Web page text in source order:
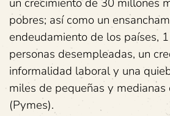
un crecimiento de 30 millones
pobres; así como un
endeudamiento de los países,
personas desempleadas, un
informalidad laboral y una
miles de pequeñas y medianas
(Pymes).